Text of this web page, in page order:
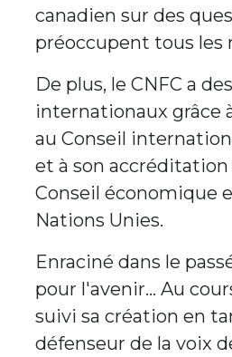
canadien sur des
préoccupent tous les
De plus, le CNFC a
internationaux grâce
au Conseil
et à son accréditation
Conseil économique
Nations Unies.
Enraciné dans le
pour l'avenir… Au
suivi sa création en
défenseur de la voix